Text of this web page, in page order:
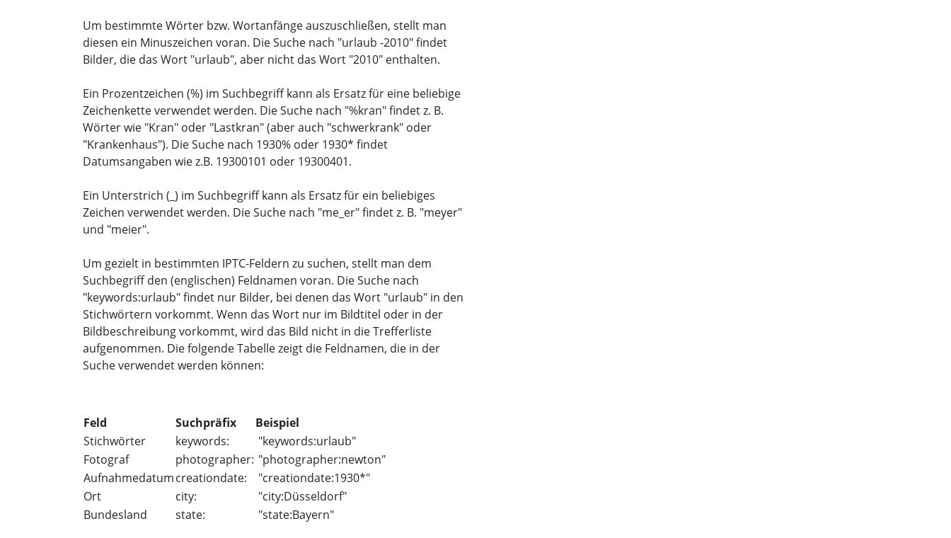
Um bestimmte Wörter bzw. Wortanfänge auszuschließen, stellt man
diesen ein Minuszeichen voran. Die Suche nach "urlaub -2010" findet
Bilder, die das Wort "urlaub", aber nicht das Wort "2010" enthalten.
Ein Prozentzeichen (%) im Suchbegriff kann als Ersatz für eine beliebige
Zeichenkette verwendet werden. Die Suche nach "%kran" findet z. B.
Wörter wie "Kran" oder "Lastkran" (aber auch "schwerkrank" oder
"Krankenhaus"). Die Suche nach 1930% oder 1930* findet
Datumsangaben wie z.B. 19300101 oder 19300401.
Ein Unterstrich (_) im Suchbegriff kann als Ersatz für ein beliebiges
Zeichen verwendet werden. Die Suche nach "me_er" findet z. B. "meyer"
und "meier".
Um gezielt in bestimmten IPTC-Feldern zu suchen, stellt man dem
Suchbegriff den (englischen) Feldnamen voran. Die Suche nach
"keywords:urlaub" findet nur Bilder, bei denen das Wort "urlaub" in den
Stichwörtern vorkommt. Wenn das Wort nur im Bildtitel oder in der
Bildbeschreibung vorkommt, wird das Bild nicht in die Trefferliste
aufgenommen. Die folgende Tabelle zeigt die Feldnamen, die in der
Suche verwendet werden können:
Feld Suchpräfix
Beispiel
Stichwörter
keywords:
"keywords:urlaub"
Fotograf
photographer: "photographer:newton"
Aufnahmedatumcreationdate:
"creationdate:1930*"
Ort
city:
"city:Düsseldorf"
Bundesland
state: "state:Bayern"